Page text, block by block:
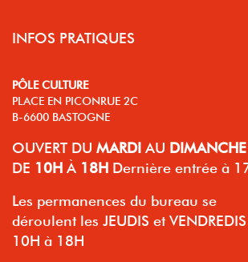
INFOS PRATIQUES
PÔLE CULTURE
PLACE EN PICONRUE 2C
B-6600 BASTOGNE
OUVERT DU MARDI AU DIMANCHE
DE 10H À 18H Dernière entrée à
Les permanences du bureau se
déroulent les JEUDIS et VENDREDIS
10H à 18H